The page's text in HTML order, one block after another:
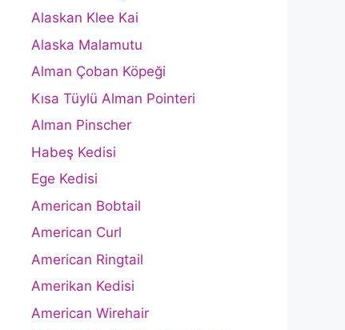
Alaskan Klee Kai
Alaska Malamutu
Alman Çoban Köpeği
Kısa Tüylü Alman Pointeri
Alman Pinscher
Habeş Kedisi
Ege Kedisi
American Bobtail
American Curl
American Ringtail
Amerikan Kedisi
American Wirehair